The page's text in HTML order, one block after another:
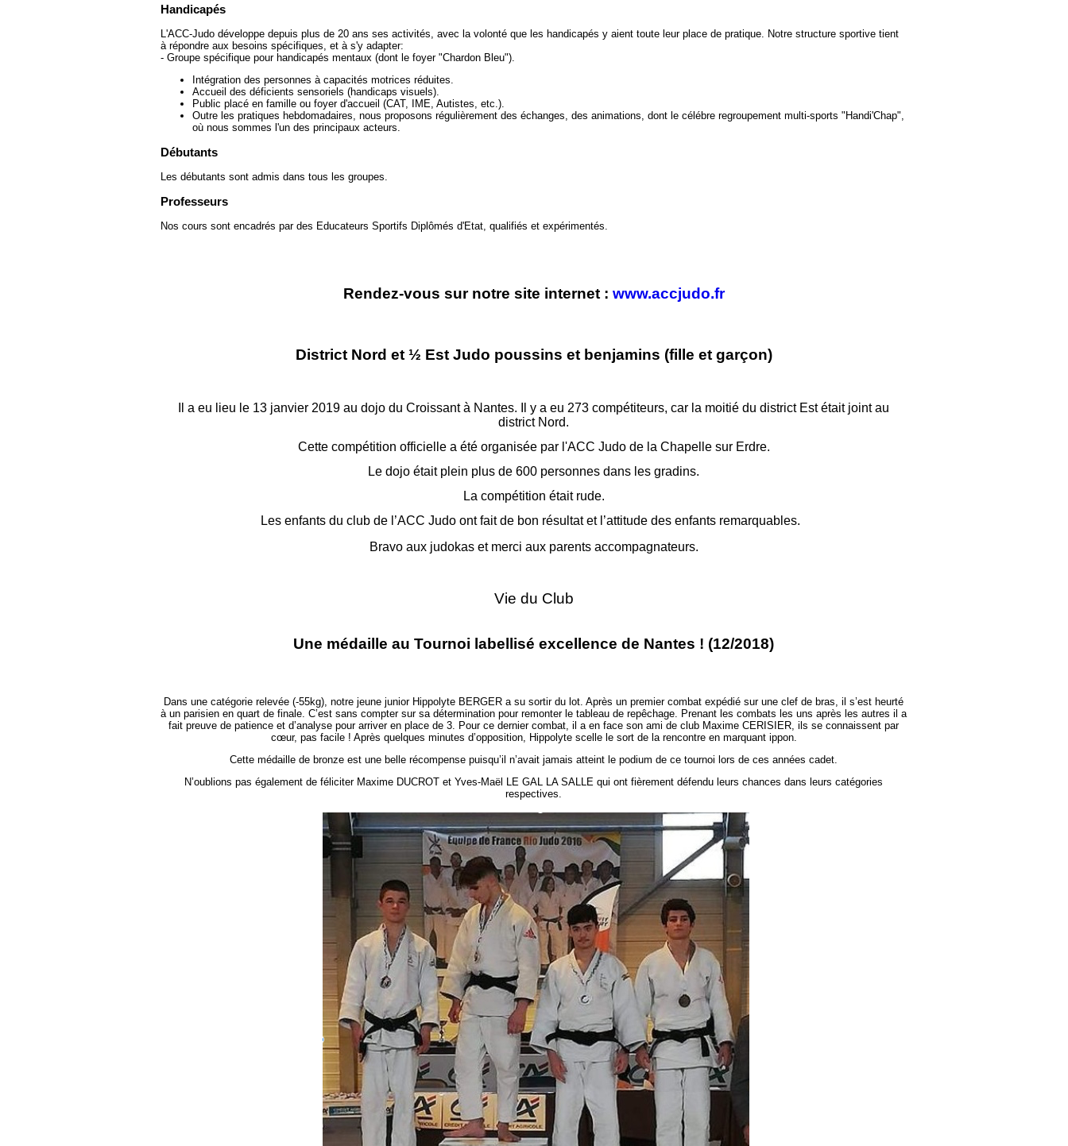
Handicapés
L'ACC-Judo développe depuis plus de 20 ans ses activités, avec la volonté que les handicapés y aient toute leur place de pratique. Notre structure sportive tient
à répondre aux besoins spécifiques, et à s'y adapter:
- Groupe spécifique pour handicapés mentaux (dont le foyer "Chardon Bleu").
Intégration des personnes à capacités motrices réduites.
Accueil des déficients sensoriels (handicaps visuels).
Public placé en famille ou foyer d'accueil (CAT, IME, Autistes, etc.).
Outre les pratiques hebdomadaires, nous proposons régulièrement des échanges, des animations, dont le célébre regroupement multi-sports "Handi'Chap",
où nous sommes l'un des principaux acteurs.
Débutants
Les débutants sont admis dans tous les groupes.
Professeurs
Nos cours sont encadrés par des Educateurs Sportifs Diplômés d'Etat, qualifiés et expérimentés.
Rendez-vous sur notre site internet : www.accjudo.fr
District Nord et ½ Est Judo poussins et benjamins (fille et garçon)
Il a eu lieu le 13 janvier 2019 au dojo du Croissant à Nantes. Il y a eu 273 compétiteurs, car la moitié du district Est était joint au
district Nord.
Cette compétition officielle a été organisée par l'ACC Judo de la Chapelle sur Erdre.
Le dojo était plein plus de 600 personnes dans les gradins.
La compétition était rude.
Les enfants du club de l’ACC Judo ont fait de bon résultat et l’attitude des enfants remarquables.
Bravo aux judokas et merci aux parents accompagnateurs.
Vie du Club
Une médaille au Tournoi labellisé excellence de Nantes ! (12/2018)
Dans une catégorie relevée (-55kg), notre jeune junior Hippolyte BERGER a su sortir du lot. Après un premier combat expédié sur une clef de bras, il s’est heurté
à un parisien en quart de finale. C’est sans compter sur sa détermination pour remonter le tableau de repêchage. Prenant les combats les uns après les autres il a
fait preuve de patience et d’analyse pour arriver en place de 3. Pour ce dernier combat, il a en face son ami de club Maxime CERISIER, ils se connaissent par
cœur, pas facile ! Après quelques minutes d’opposition, Hippolyte scelle le sort de la rencontre en marquant ippon.
Cette médaille de bronze est une belle récompense puisqu’il n’avait jamais atteint le podium de ce tournoi lors de ces années cadet.
N’oublions pas également de féliciter Maxime DUCROT et Yves-Maël LE GAL LA SALLE qui ont fièrement défendu leurs chances dans leurs catégories
respectives.